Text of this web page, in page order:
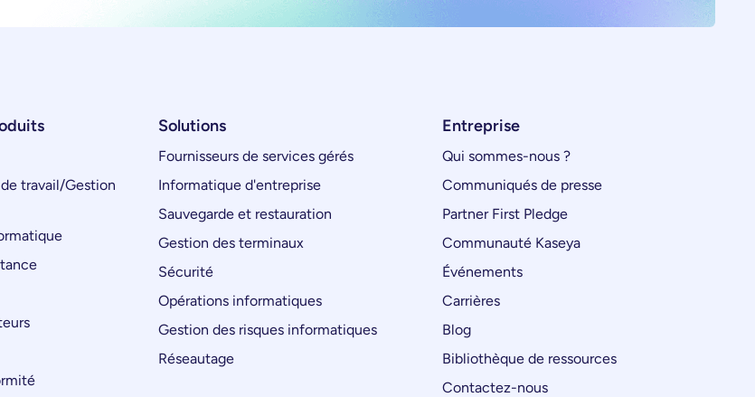
travail/Gestion
Solutions
Fournisseurs de services gérés
Informatique d'entreprise
Sauvegarde et restauration
Gestion des terminaux
Sécurité
Opérations informatiques
Gestion des risques informatiques
Réseautage
Entreprise
Qui sommes-nous ?
Communiqués de presse
Partner First Pledge
Communauté Kaseya
Événements
Carrières
Blog
Bibliothèque de ressources
Contactez-nous